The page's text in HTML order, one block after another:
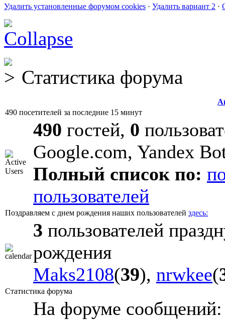
Удалить установленные форумом cookies · Удалить вариант 2 ·
Статистика форума
490 посетителей за последние 15 минут
490 гостей, 0
Google.com, Yandex
Полный список по:
пользователей
Поздравляем с днем рождения наших пользователей здесь:
3 пользователей
рождения
Maks2108(39), nrwkee(
Статистика форума
На форуме